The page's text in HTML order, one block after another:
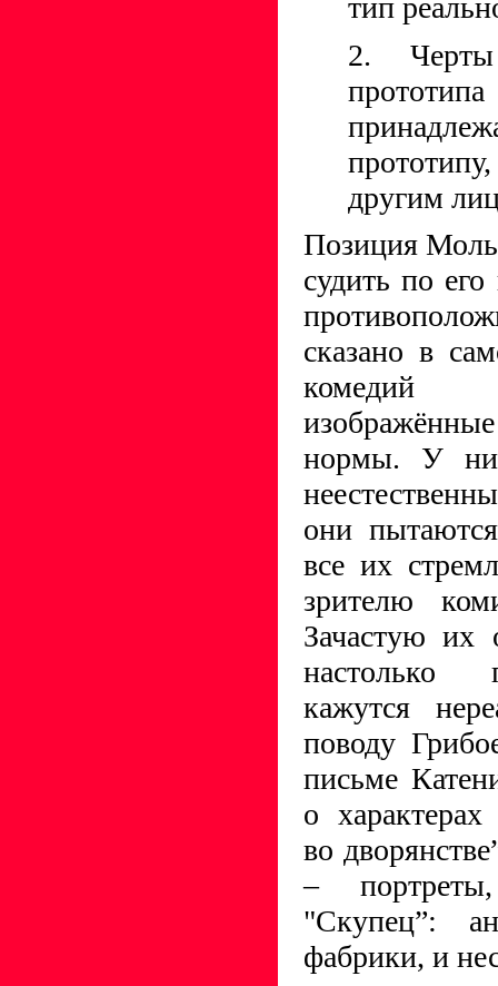
тип
2. Черты
другим
Позиция
судить по
сказано в
комедий
нормы. У
они
все их
зрителю
Зачастую их
настолько
кажутся
поводу
письме
о
во
–
"Скупец”:
фабрики, и